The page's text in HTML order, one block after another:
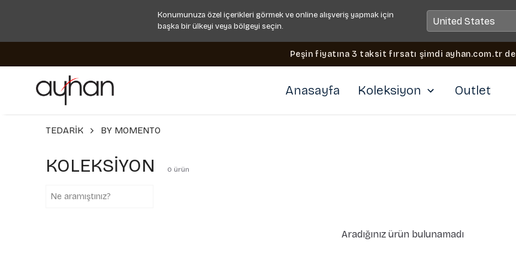
Konumunuza özel içerikleri görmek ve online alışveriş yapmak için
başka bir ülkeyi veya bölgeyi seçin.
Peşin fiyatına 3 taksit fırsatı şimdi ayhan.com.tr de
Anasayfa Koleksiyon Outlet
TEDARİK BY MOMENTO
KOLEKSİYON 0 ürün
Aradığınız ürün bulunamadı